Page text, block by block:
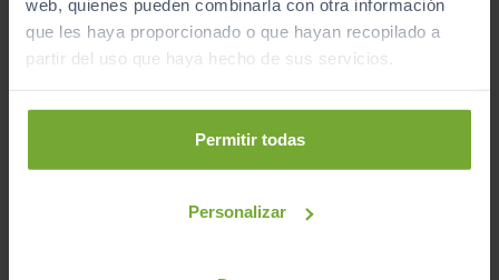
web, quienes pueden combinarla con otra información
que les haya proporcionado o que hayan recopilado a
partir del uso que haya hecho de sus servicios.
Permitir todas
Personalizar
FORD FOCUS
Diésel
22.990 €
238